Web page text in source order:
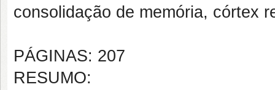
consolidação de memória, córtex
PÁGINAS: 207
RESUMO: